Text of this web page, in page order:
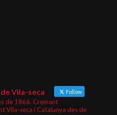
Vila-seca Follow
de 1866. Cremant
Vila-seca i Catalunya des de